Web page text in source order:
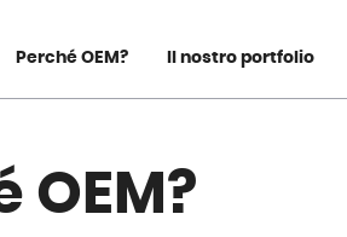
Perché OEM? Il nostro portfolio
OEM?